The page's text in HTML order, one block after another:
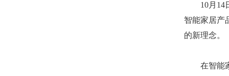
10月14日
智能家居产
的新理念。
在智能家